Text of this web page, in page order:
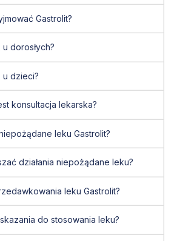
Gastrolit?
dorosłych?
dzieci?
konsultacja lekarska?
leku Gastrolit?
działania niepożądane leku?
leku Gastrolit?
do stosowania leku?